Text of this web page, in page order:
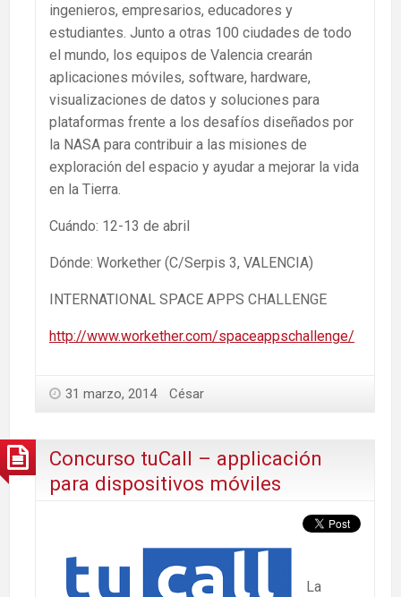
ingenieros, empresarios, educadores y
estudiantes. Junto a otras 100 ciudades de todo
el mundo, los equipos de Valencia crearán
aplicaciones móviles, software, hardware,
visualizaciones de datos y soluciones para
plataformas frente a los desafíos diseñados por
la NASA para contribuir a las misiones de
exploración del espacio y ayudar a mejorar la vida
en la Tierra.
Cuándo: 12-13 de abril
Dónde: Workether (C/Serpis 3, VALENCIA)
INTERNATIONAL SPACE APPS CHALLENGE
http://www.workether.com/spaceappschallenge/
31 marzo, 2014 César
Concurso tuCall – applicación
para dispositivos móviles
La